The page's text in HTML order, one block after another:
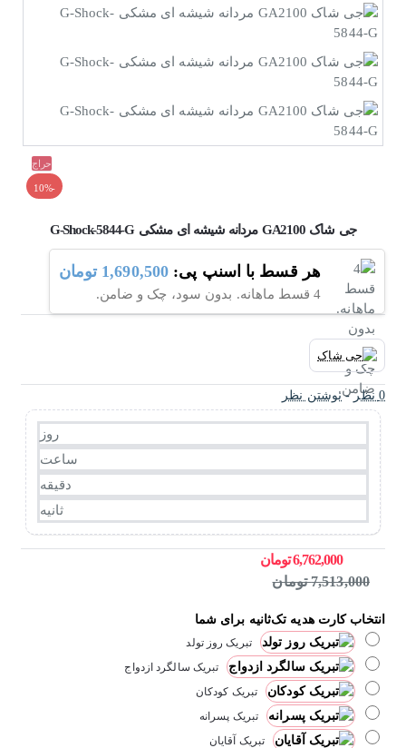
حراج
-10%
جی شاک GA2100 مردانه شیشه ای مشکی G-Shock-5844-G
هر قسط با اسنپ پی: 1,690,500 تومان
4 قسط ماهانه. بدون سود، چک و ضامن.
0 نظر - نوشتن نظر
روز
ساعت
دقیقه
ثانیه
6,762,000 تومان
7,513,000 تومان
انتخاب کارت هدیه تک‌ثانیه برای شما
تبریک روز تولد
تبریک سالگرد ازدواج
تبریک کودکان
تبریک پسرانه
تبریک آقایان